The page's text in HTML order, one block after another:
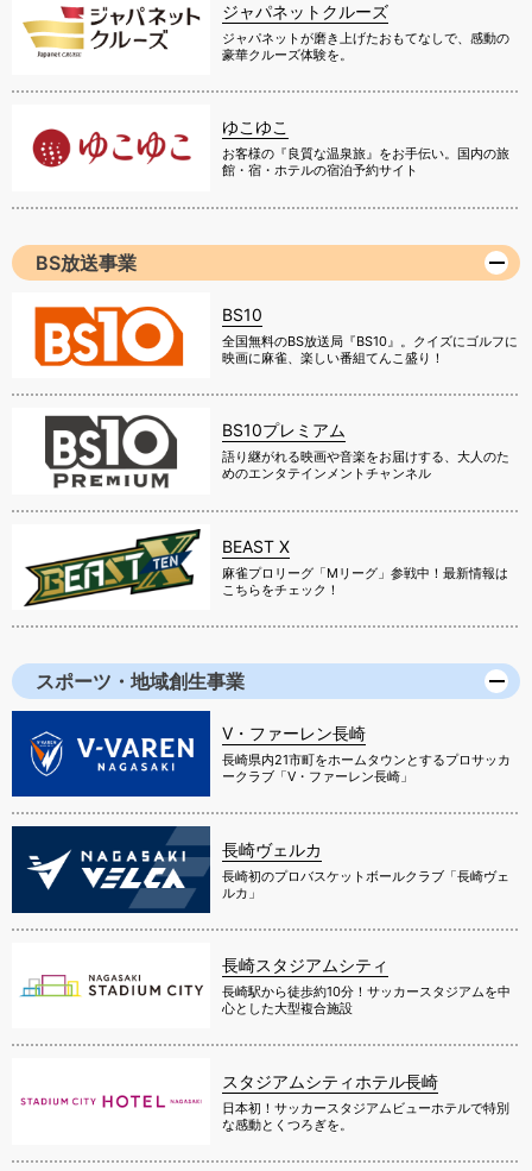
ジャパネットクルーズ
ジャパネットが磨き上げたおもてなしで、感動の
豪華クルーズ体験を。
ゆこゆこ
お客様の『良質な温泉旅』をお手伝い。国内の旅
館・宿・ホテルの宿泊予約サイト
BS放送事業
BS10
全国無料のBS放送局『BS10』。クイズにゴルフに
映画に麻雀、楽しい番組てんこ盛り！
BS10プレミアム
語り継がれる映画や音楽をお届けする、大人のた
めのエンタテインメントチャンネル
BEAST X
麻雀プロリーグ「Mリーグ」参戦中！最新情報は
こちらをチェック！
スポーツ・地域創生事業
V・ファーレン長崎
長崎県内21市町をホームタウンとするプロサッカ
ークラブ「V・ファーレン長崎」
長崎ヴェルカ
長崎初のプロバスケットボールクラブ「長崎ヴェ
ルカ」
長崎スタジアムシティ
長崎駅から徒歩約10分！サッカースタジアムを中
心とした大型複合施設
スタジアムシティホテル長崎
日本初！サッカースタジアムビューホテルで特別
な感動とくつろぎを。